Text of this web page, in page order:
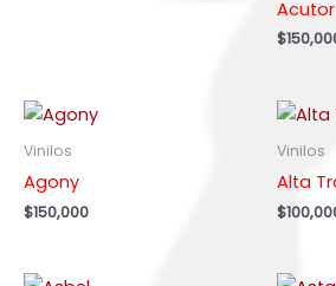
Acutor
$
Vinilos
Agony
$150,000
Vinilos
Alta
$